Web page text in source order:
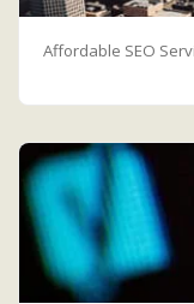
Affordable SEO